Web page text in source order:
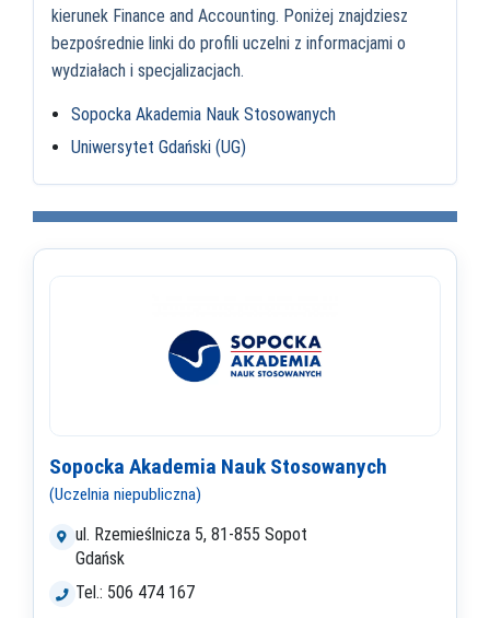
kierunek Finance and Accounting. Poniżej znajdziesz
bezpośrednie linki do profili uczelni z informacjami o
wydziałach i specjalizacjach.
Sopocka Akademia Nauk Stosowanych
Uniwersytet Gdański (UG)
Sopocka Akademia Nauk Stosowanych
(Uczelnia niepubliczna)
ul. Rzemieślnicza 5, 81-855 Sopot
Gdańsk
Tel.: 506 474 167